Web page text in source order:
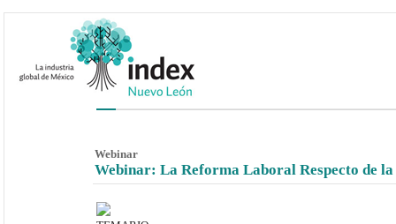
Webinar
Webinar: La Reforma Laboral Respecto de